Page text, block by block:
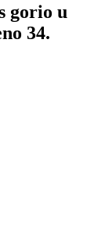
gorio u
34.